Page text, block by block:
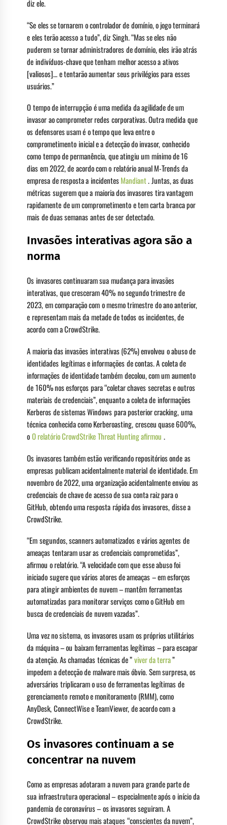
diz ele.
“Se eles se tornarem o controlador de domínio, o jogo terminará
e eles terão acesso a tudo”, diz Singh. “Mas se eles não
puderem se tornar administradores de domínio, eles irão atrás
de indivíduos-chave que tenham melhor acesso a ativos
[valiosos]… e tentarão aumentar seus privilégios para esses
usuários.”
O tempo de interrupção é uma medida da agilidade de um
invasor ao comprometer redes corporativas. Outra medida que
os defensores usam é o tempo que leva entre o
comprometimento inicial e a detecção do invasor, conhecido
como tempo de permanência, que atingiu um mínimo de 16
dias em 2022, de acordo com o relatório anual M-Trends da
empresa de resposta a incidentesMandiant. Juntas, as duas
métricas sugerem que a maioria dos invasores tira vantagem
rapidamente de um comprometimento e tem carta branca por
mais de duas semanas antes de ser detectado.
Invasões interativas agora são a
norma
Os invasores continuaram sua mudança para invasões
interativas, que cresceram 40% no segundo trimestre de
2023, em comparação com o mesmo trimestre do ano anterior,
e representam mais da metade de todos os incidentes, de
acordo com a CrowdStrike.
A maioria das invasões interativas (62%) envolveu o abuso de
identidades legítimas e informações de contas. A coleta de
informações de identidade também decolou, com um aumento
de 160% nos esforços para “coletar chaves secretas e outros
materiais de credenciais”, enquanto a coleta de informações
Kerberos de sistemas Windows para posterior cracking, uma
técnica conhecida como Kerberoasting, cresceu quase 600%,
oO relatório CrowdStrike Threat Hunting afirmou .
Os invasores também estão verificando repositórios onde as
empresas publicam acidentalmente material de identidade. Em
novembro de 2022, uma organização acidentalmente enviou as
credenciais de chave de acesso de sua conta raiz para o
GitHub, obtendo uma resposta rápida dos invasores, disse a
CrowdStrike.
“Em segundos, scanners automatizados e vários agentes de
ameaças tentaram usar as credenciais comprometidas”,
afirmou o relatório. “A velocidade com que esse abuso foi
iniciado sugere que vários atores de ameaças – em esforços
para atingir ambientes de nuvem – mantêm ferramentas
automatizadas para monitorar serviços como o GitHub em
busca de credenciais de nuvem vazadas”.
Uma vez no sistema, os invasores usam os próprios utilitários
da máquina – ou baixam ferramentas legítimas – para escapar
da atenção. As chamadas técnicas de ”viver da terra”
impedem a detecção de malware mais óbvio. Sem surpresa, os
adversários triplicaram o uso de ferramentas legítimas de
gerenciamento remoto e monitoramento (RMM), como
AnyDesk, ConnectWise e TeamViewer, de acordo com a
CrowdStrike.
Os invasores continuam a se
concentrar na nuvem
Como as empresas adotaram a nuvem para grande parte de
sua infraestrutura operacional – especialmente após o início da
pandemia de coronavírus – os invasores seguiram. A
CrowdStrike observou mais ataques “conscientes da nuvem”,